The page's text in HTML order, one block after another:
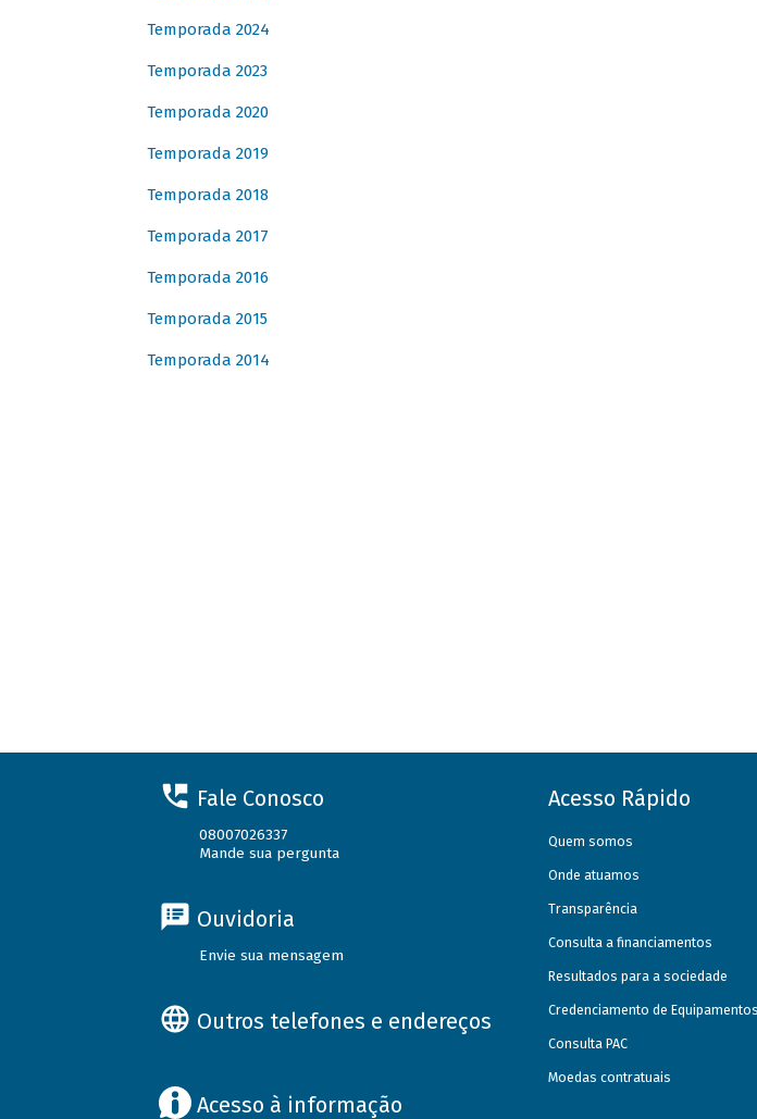
Temporada 2024
Temporada 2023
Temporada 2020
Temporada 2019
Temporada 2018
Temporada 2017
Temporada 2016
Temporada 2015
Temporada 2014
Fale Conosco
08007026337
Mande sua pergunta
Ouvidoria
Envie sua mensagem
Outros telefones e endereços
Acesso à informação
Acesso Rápido
Quem somos
Onde atuamos
Transparência
Consulta a financiamentos
Resultados para a sociedade
Credenciamento de Equipamentos
Consulta PAC
Moedas contratuais